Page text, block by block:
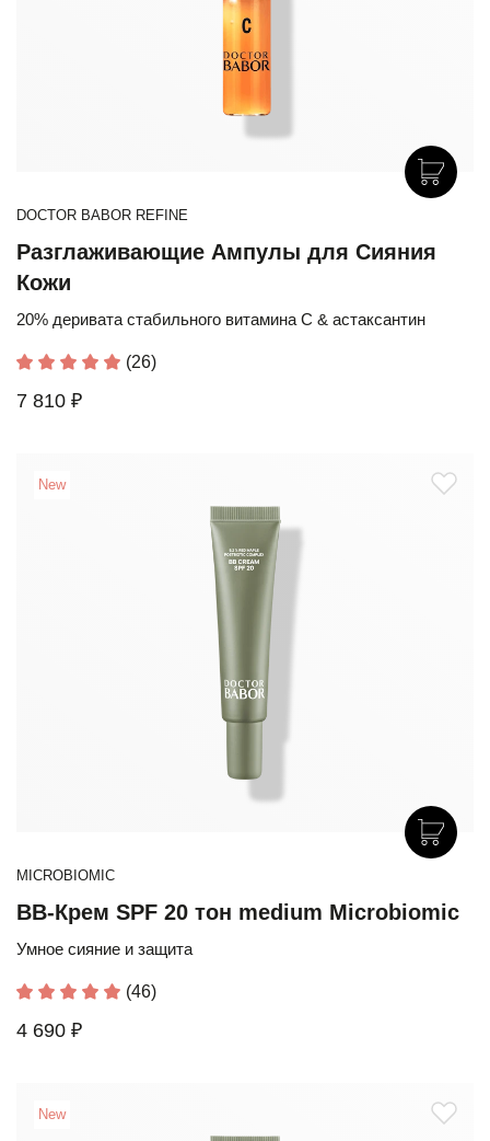
DOCTOR BABOR REFINE
Разглаживающие Ампулы для Сияния
Кожи
20% деривата стабильного витамина С & астаксантин
(26)
7 810 ₽
New
MICROBIOMIC
BB-Крем SPF 20 тон medium Microbiomic
Умное сияние и защита
(46)
4 690 ₽
New